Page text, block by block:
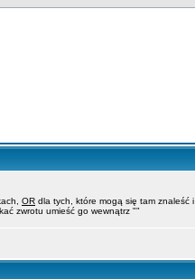
OR dla tych, które mogą się tam znaleść i
zwrotu umieść go wewnątrz ""